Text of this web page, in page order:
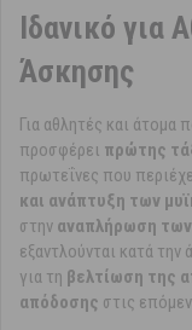
Ιδανικό για
Άσκησης
Για αθλητές και άτομα
προσφέρει πρώτης
πρωτεΐνες που
και ανάπτυξη των
στην αναπλήρωση
εξαντλούνται κατά
για τη βελτίωση της
απόδοσης στις